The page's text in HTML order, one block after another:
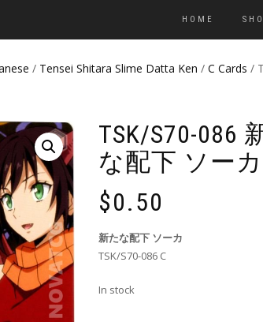
HOME
/ Tensei Shitara Slime Datta Ken / C Cards /
TSK/S70-086
な配下 ソーカ
$0.50
新たな配下 ソーカ
TSK/S70-086 C
In stock